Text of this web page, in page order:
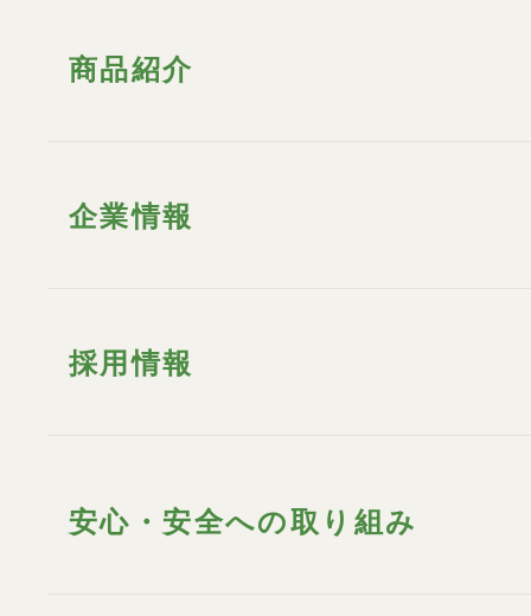
商品紹介
企業情報
採用情報
安心・安全への取り組み